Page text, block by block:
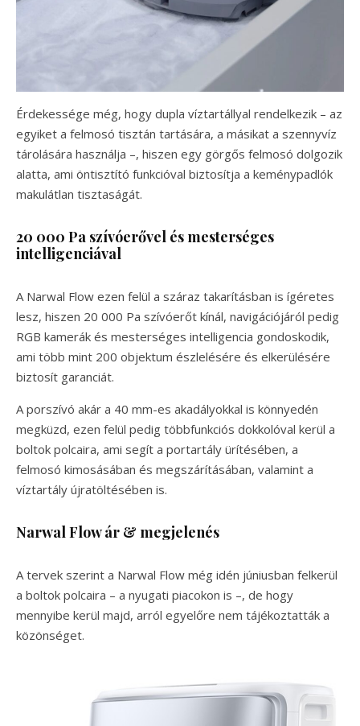
Érdekessége még, hogy dupla víztartállyal rendelkezik – az
egyiket a felmosó tisztán tartására, a másikat a szennyvíz
tárolására használja –, hiszen egy görgős felmosó dolgozik
alatta, ami öntisztító funkcióval biztosítja a keménypadlók
makulátlan tisztaságát.
20 000 Pa szívóerővel és mesterséges
intelligenciával
A Narwal Flow ezen felül a száraz takarításban is ígéretes
lesz, hiszen 20 000 Pa szívóerőt kínál, navigációjáról pedig
RGB kamerák és mesterséges intelligencia gondoskodik,
ami több mint 200 objektum észlelésére és elkerülésére
biztosít garanciát.
A porszívó akár a 40 mm-es akadályokkal is könnyedén
megküzd, ezen felül pedig többfunkciós dokkolóval kerül a
boltok polcaira, ami segít a portartály ürítésében, a
felmosó kimosásában és megszárításában, valamint a
víztartály újratöltésében is.
Narwal Flow ár & megjelenés
A tervek szerint a Narwal Flow még idén júniusban felkerül
a boltok polcaira – a nyugati piacokon is –, de hogy
mennyibe kerül majd, arról egyelőre nem tájékoztatták a
közönséget.